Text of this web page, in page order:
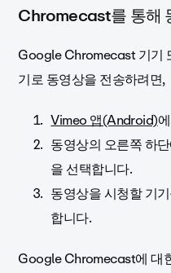
Chromecast를 통해
Google Chromecast 기기
기로 동영상을 전송하려면,
Vimeo 앱(Android)
동영상의 오른쪽 하
을 선택합니다.
동영상을 시청할 기
합니다.
Google Chromecast에 대